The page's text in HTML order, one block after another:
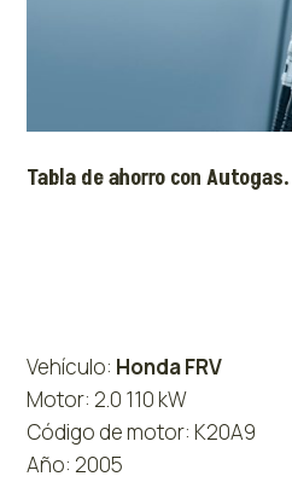
Tabla de ahorro con
Vehículo: Honda FRV
Motor: 2.0 110 kW
Código de motor: K20A9
Año: 2005